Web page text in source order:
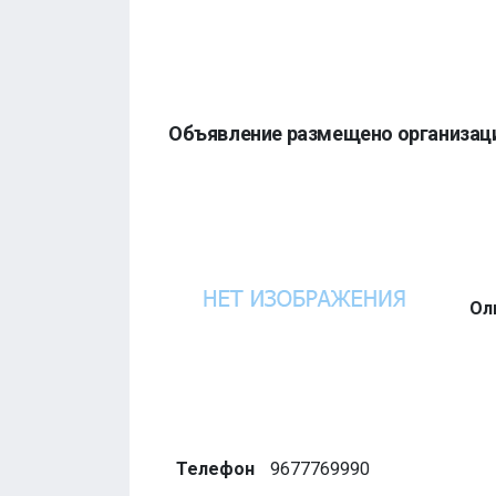
Объявление размещено
Телефон
9677769990